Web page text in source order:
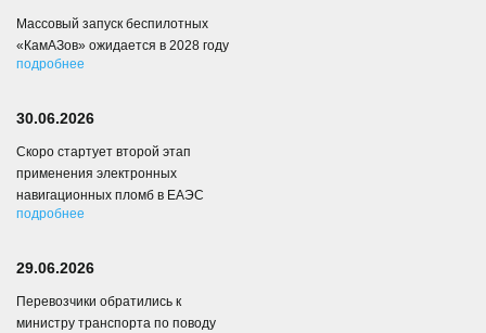
Массовый запуск беспилотных
«КамАЗов» ожидается в 2028 году
подробнее
30.06.2026
Скоро стартует второй этап
применения электронных
навигационных пломб в ЕАЭС
подробнее
29.06.2026
Перевозчики обратились к
министру транспорта по поводу